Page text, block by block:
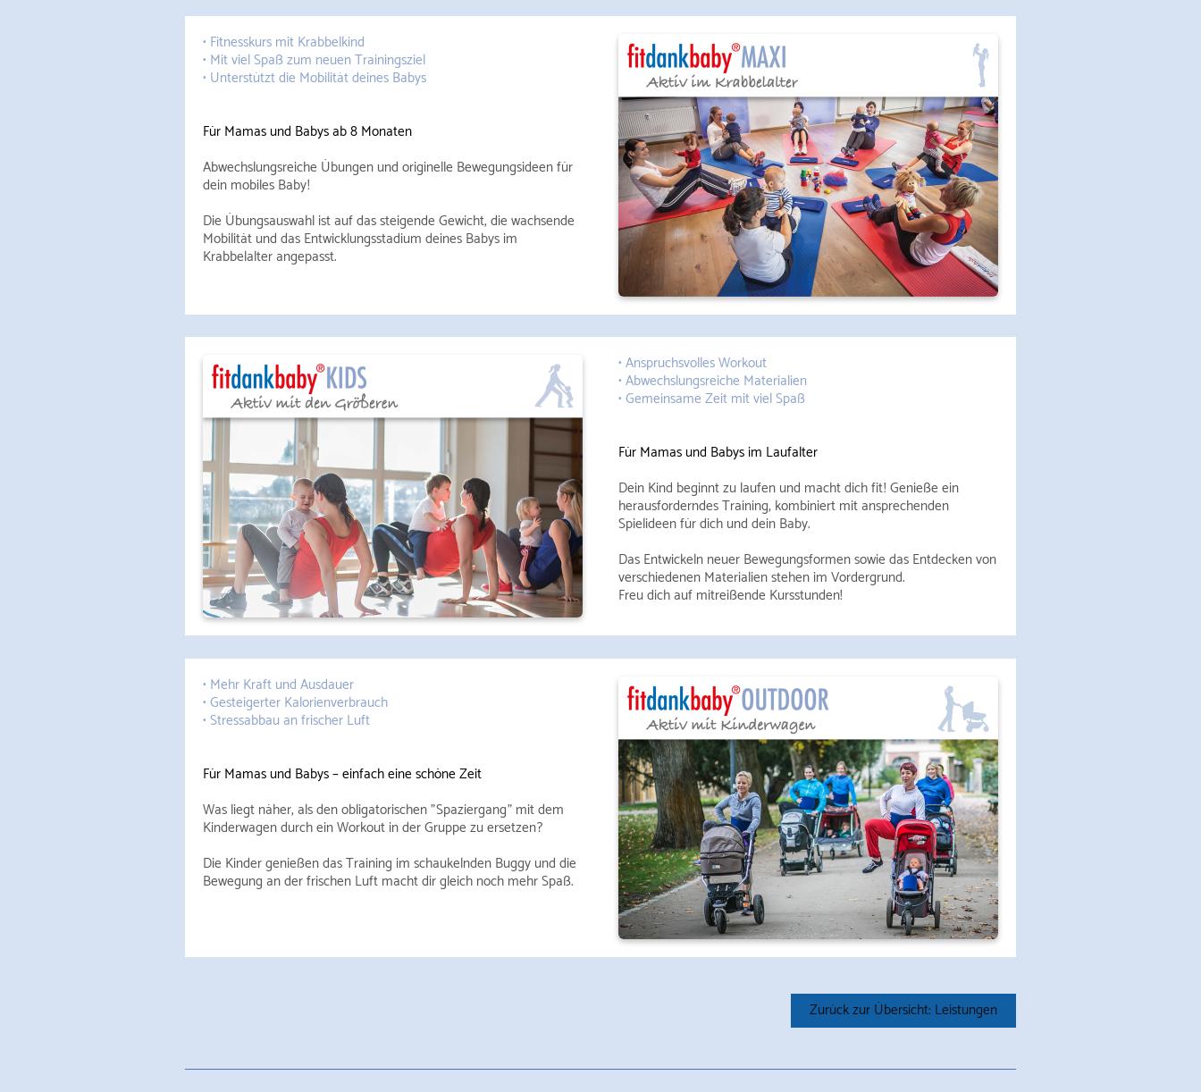
• Fitnesskurs mit Krabbelkind
• Mit viel Spaß zum neuen Trainingsziel
• Unterstützt die Mobilität deines Babys
Für Mamas und Babys ab 8 Monaten
Abwechslungsreiche Übungen und originelle Bewegungsideen für
dein mobiles Baby !
Die Übungsauswahl ist auf das steigende Gewicht, die wachsende
Mobilität und das Entwicklungsstadium deines Babys im
Krabbelalter angepasst.
• Anspruchsvolles Workout
• Abwechslungsreiche Materialien
• Gemeinsame Zeit mit viel Spaß
Für Mamas und Babys im Laufalter
Dein Kind beginnt zu laufen und macht dich fit ! Genieße ein
herausforderndes Training, kombiniert mit ansprechenden
Spielideen für dich und dein Baby.
Das Entwickeln neuer Bewegungsformen sowie das Entdecken von
verschiedenen Materialien stehen im Vordergrund.
Freu dich auf mitreißende Kursstunden!
• Mehr Kraft und Ausdauer
• Gesteigerter Kalorienverbrauch
• Stressabbau an frischer Luft
Für Mamas und Babys – einfach eine schöne Zeit
Was liegt näher, als den obligatorischen " Spaziergang " mit dem
Kinderwagen durch ein Workout in der Gruppe zu ersetzen ?
Die Kinder genießen dasTraining im schaukelnden Buggy und die
Bewegung an der frischen Luft macht dir gleich noch mehr Spaß.
Zurück zur Übersicht: Leistungen